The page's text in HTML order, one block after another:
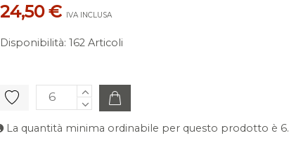
24,50 € IVA INCLUSA
Disponibilità: 162 Articoli
La quantità minima ordinabile per questo prodotto è 6.